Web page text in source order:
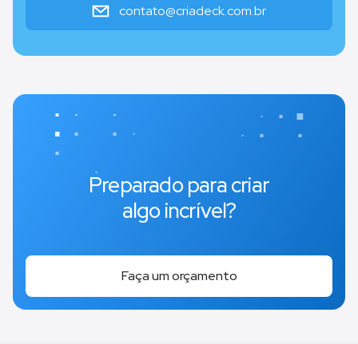
contato@criadeck.com.br
Preparado para criar
algo incrível?
Faça um orçamento